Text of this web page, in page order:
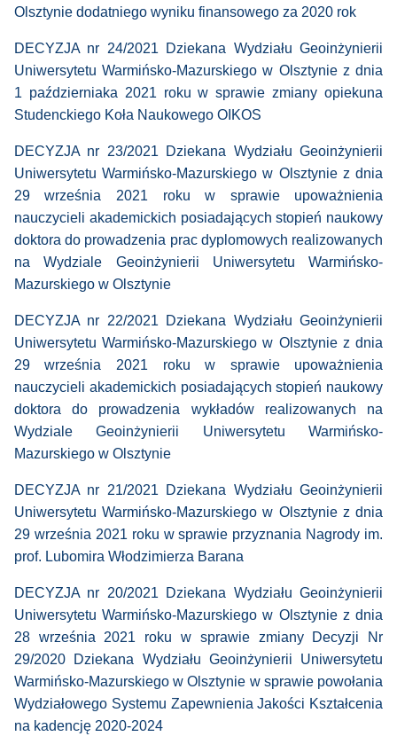
Olsztynie dodatniego wyniku finansowego za 2020 rok
DECYZJA nr 24/2021 Dziekana Wydziału Geoinżynierii
Uniwersytetu Warmińsko-Mazurskiego w Olsztynie z dnia
1 październiaka 2021 roku w sprawie zmiany opiekuna
Studenckiego Koła Naukowego OIKOS
DECYZJA nr 23/2021 Dziekana Wydziału Geoinżynierii
Uniwersytetu Warmińsko-Mazurskiego w Olsztynie z dnia
29 września 2021 roku w sprawie upoważnienia
nauczycieli akademickich posiadających stopień naukowy
doktora do prowadzenia prac dyplomowych realizowanych
na Wydziale Geoinżynierii Uniwersytetu Warmińsko-
Mazurskiego w Olsztynie
DECYZJA nr 22/2021 Dziekana Wydziału Geoinżynierii
Uniwersytetu Warmińsko-Mazurskiego w Olsztynie z dnia
29 września 2021 roku w sprawie upoważnienia
nauczycieli akademickich posiadających stopień naukowy
doktora do prowadzenia wykładów realizowanych na
Wydziale Geoinżynierii Uniwersytetu Warmińsko-
Mazurskiego w Olsztynie
DECYZJA nr 21/2021 Dziekana Wydziału Geoinżynierii
Uniwersytetu Warmińsko-Mazurskiego w Olsztynie z dnia
29 września 2021 roku w sprawie przyznania Nagrody im.
prof. Lubomira Włodzimierza Barana
DECYZJA nr 20/2021 Dziekana Wydziału Geoinżynierii
Uniwersytetu Warmińsko-Mazurskiego w Olsztynie z dnia
28 września 2021 roku w sprawie zmiany Decyzji Nr
29/2020 Dziekana Wydziału Geoinżynierii Uniwersytetu
Warmińsko-Mazurskiego w Olsztynie w sprawie powołania
Wydziałowego Systemu Zapewnienia Jakości Kształcenia
na kadencję 2020-2024